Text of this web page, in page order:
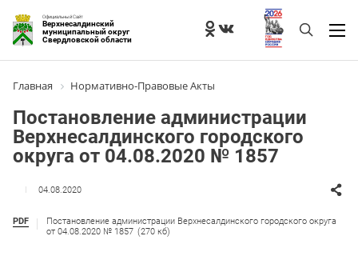
Официальный Сайт
Верхнесалдинский
муниципальный округ
Свердловской области
Главная Нормативно-Правовые Акты
Постановление администрации
Верхнесалдинского городского
округа от 04.08.2020 № 1857
04.08.2020
PDF
Постановление администрации Верхнесалдинского городского округа
от 04.08.2020 № 1857 (270 кб)